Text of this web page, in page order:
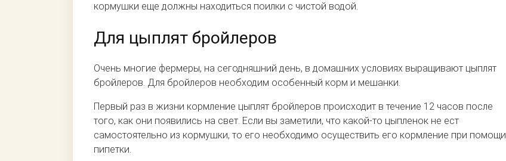
кормушки еще должны находиться поилки с чистой водой.
Для цыплят бройлеров
Очень многие фермеры, на сегодняшний день, в домашних условиях выращивают цыплят
бройлеров. Для бройлеров необходим особенный корм и мешанки.
Первый раз в жизни кормление цыплят бройлеров происходит в течение 12 часов после
того, как они появились на свет. Если вы заметили, что какой-то цыпленок не ест
самостоятельно из кормушки, то его необходимо осуществить его кормление при помощи
пипетки.